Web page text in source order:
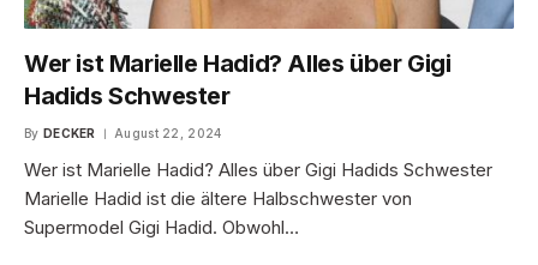
Wer ist Marielle Hadid? Alles über Gigi
Hadids Schwester
By DECKER August 22, 2024
Wer ist Marielle Hadid? Alles über Gigi Hadids Schwester
Marielle Hadid ist die ältere Halbschwester von
Supermodel Gigi Hadid. Obwohl…